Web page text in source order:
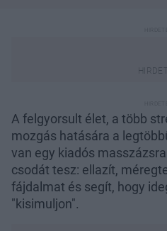
A felgyorsult élet, a több
mozgás hatására a
van egy kiadós
csodát tesz: ellazít,
fájdalmat és segít, hogy
"kisimuljon".